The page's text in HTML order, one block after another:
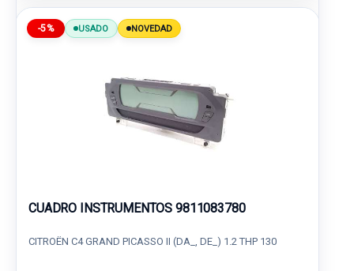
-5% USADO NOVEDAD
CUADRO INSTRUMENTOS 9811083780
CITROËN C4 GRAND PICASSO II (DA_, DE_) 1.2 THP 130